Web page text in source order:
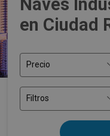
Naves
en Ciudad
Precio
Filtros